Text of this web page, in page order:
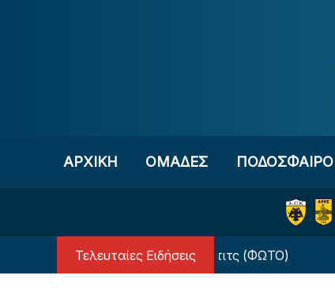
ΑΡΧΙΚΗ OΜΑΔΕΣ ΠΟΔΟΣΦΑΙΡΟ
Τελευταίες Ειδήσεις
στην Αϊντχόφεν ο Κόστιτς (ΦΩΤΟ)